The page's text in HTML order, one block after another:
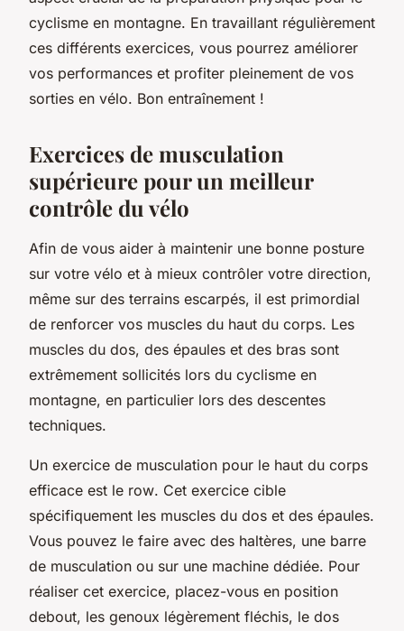
cyclisme en montagne. En travaillant régulièrement
ces différents exercices, vous pourrez améliorer
vos performances et profiter pleinement de vos
sorties en vélo. Bon entraînement !
Exercices de musculation
supérieure pour un meilleur
contrôle du vélo
Afin de vous aider à maintenir une bonne posture
sur votre vélo et à mieux contrôler votre direction,
même sur des terrains escarpés, il est primordial
de renforcer vos muscles du haut du corps. Les
muscles du dos, des épaules et des bras sont
extrêmement sollicités lors du cyclisme en
montagne, en particulier lors des descentes
techniques.
Un exercice de musculation pour le haut du corps
efficace est le row. Cet exercice cible
spécifiquement les muscles du dos et des épaules.
Vous pouvez le faire avec des haltères, une barre
de musculation ou sur une machine dédiée. Pour
réaliser cet exercice, placez-vous en position
debout, les genoux légèrement fléchis, le dos